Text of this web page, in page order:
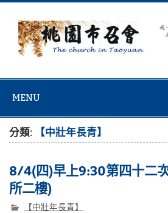
Skip
content
MENU
分類: 【中壯年長青】
8/4(四)早上9:30第四十二
所二樓)
【中壯年長青】